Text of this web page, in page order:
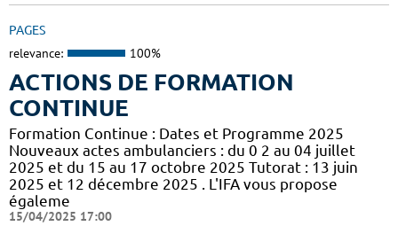
PAGES
relevance: 100%
ACTIONS DE FORMATION
CONTINUE
Formation Continue : Dates et Programme 2025
Nouveaux actes ambulanciers : du 0 2 au 04 juillet
2025 et du 15 au 17 octobre 2025 Tutorat : 13 juin
2025 et 12 décembre 2025 . L'IFA vous propose
égaleme
15/04/2025 17:00